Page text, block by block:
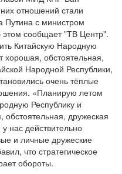
отношений стали
Путина с министром
сообщает "ТВ Центр".
Китайскую Народную
хорошая, обстоятельная,
Народной Республики,
очень тёплые
«Планирую летом
Республику и
дружеская
нас действительно
и личные дружеские
что стратегическое
обороты.